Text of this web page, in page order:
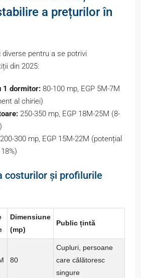
a prețurilor în
pentru a se potrivi
din 2025:
1 dormitor: 80-100 mp, EGP 5M-7M
al chiriei)
250-350 mp, EGP 18M-25M (8-
200-300 mp, EGP 15M-22M (potențial
costurilor și profilurile
Dimensiune
(mp)
Public țintă
80
Cupluri, persoane
care călătoresc
singure